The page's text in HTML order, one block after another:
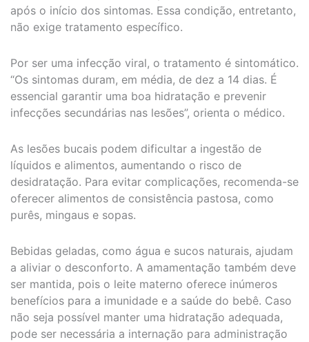
após o início dos sintomas. Essa condição, entretanto,
não exige tratamento específico.
Por ser uma infecção viral, o tratamento é sintomático.
“Os sintomas duram, em média, de dez a 14 dias. É
essencial garantir uma boa hidratação e prevenir
infecções secundárias nas lesões”, orienta o médico.
As lesões bucais podem dificultar a ingestão de
líquidos e alimentos, aumentando o risco de
desidratação. Para evitar complicações, recomenda-se
oferecer alimentos de consistência pastosa, como
purês, mingaus e sopas.
Bebidas geladas, como água e sucos naturais, ajudam
a aliviar o desconforto. A amamentação também deve
ser mantida, pois o leite materno oferece inúmeros
benefícios para a imunidade e a saúde do bebê. Caso
não seja possível manter uma hidratação adequada,
pode ser necessária a internação para administração